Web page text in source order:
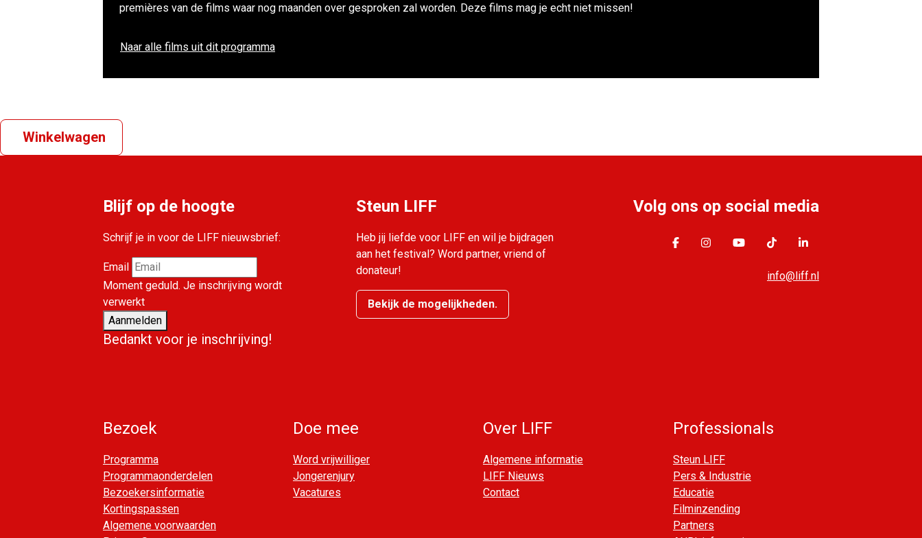
premières van de films waar nog maanden over gesproken zal worden. Deze films mag je echt niet missen!
Naar alle films uit dit programma
Winkelwagen
Blijf op de hoogte
Schrijf je in voor de LIFF nieuwsbrief:
Email
Moment geduld. Je inschrijving wordt
verwerkt
Aanmelden
Bedankt voor je inschrijving!
Steun LIFF
Heb jij liefde voor LIFF en wil je bijdragen
aan het festival? Word partner, vriend of
donateur!
Bekijk de mogelijkheden.
Volg ons op social media
info@liff.nl
Bezoek
Programma
Programmaonderdelen
Bezoekersinformatie
Kortingspassen
Algemene voorwaarden
Doe mee
Word vrijwilliger
Jongerenjury
Vacatures
Over LIFF
Algemene informatie
LIFF Nieuws
Contact
Professionals
Steun LIFF
Pers & Industrie
Educatie
Filminzending
Partners